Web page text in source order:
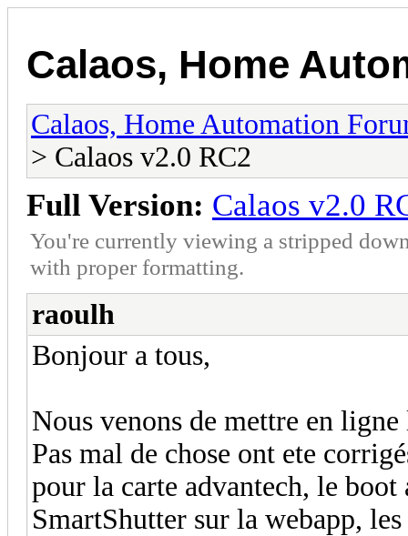
Calaos, Home
Calaos, Home Automation
> Calaos v2.0 RC2
Full Version: Calaos v2.0
You're currently viewing a stripped
with proper formatting.
raoulh
Bonjour a tous,
Nous venons de mettre en
Pas mal de chose ont ete
pour la carte advantech, le
SmartShutter sur la webapp,